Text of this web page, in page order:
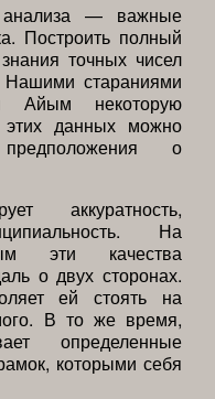
анализа — важные
Построить полный
точных чисел
Нашими стараниями
некоторую
данных можно
о
аккуратность,
На
эти качества
о двух сторонах.
ей стоять на
В то же время,
определенные
которыми себя